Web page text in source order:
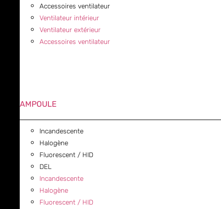
Accessoires ventilateur
Ventilateur intérieur
Ventilateur extérieur
Accessoires ventilateur
AMPOULE
Incandescente
Halogène
Fluorescent / HID
DEL
Incandescente
Halogène
Fluorescent / HID